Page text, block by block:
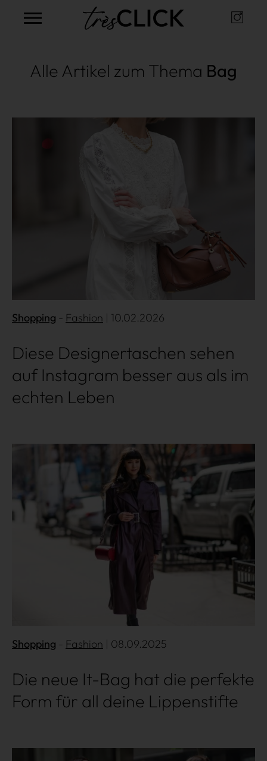
Shopping
Gossip
Experience
Win Win
Alle Artikel zum Thema Bag
Shopping Fashion | 10.02.2026
Diese Designertaschen sehen
auf Instagram besser aus als im
echten Leben
Shopping Fashion | 08.09.2025
Die neue It-Bag hat die perfekte
Form für all deine Lippenstifte
Mehr lesen